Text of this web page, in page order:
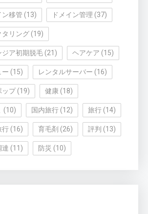
ン移管 (13) ドメイン管理 (37)
タリング(19)
ジア初期脱毛(21) ヘアケア (15)
ー (15) レンタルサーバー (16)
ップ(19) 健康(18)
(10) 国内旅行(12) 旅行(14)
行(16) 育毛剤 (26) 評判 (13)
達 (11) 防災 (10)